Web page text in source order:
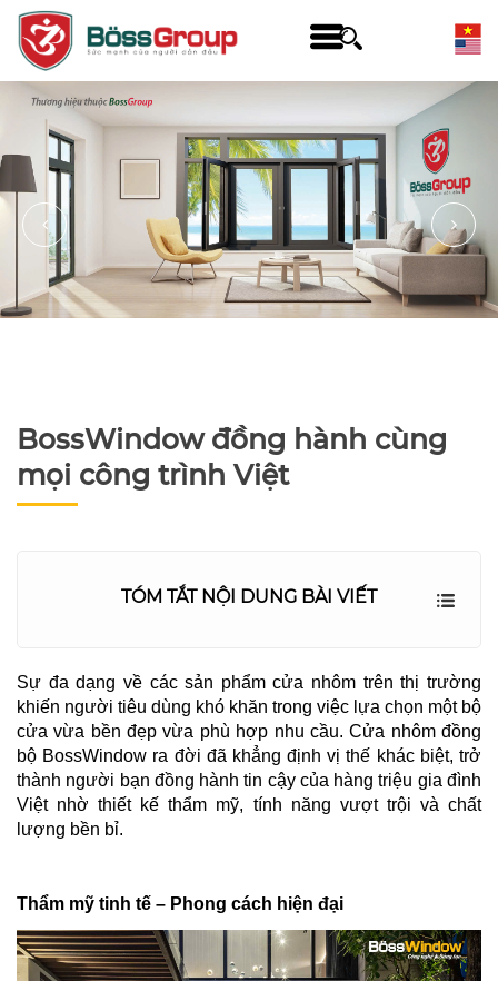
BossWindow đồng hành cùng
mọi công trình Việt
TÓM TẮT NỘI DUNG BÀI VIẾT
Sự đa dạng về các sản phẩm cửa nhôm trên thị trường
khiến người tiêu dùng khó khăn trong việc lựa chọn một bộ
cửa vừa bền đẹp vừa phù hợp nhu cầu. Cửa nhôm đồng
bộ BossWindow ra đời đã khẳng định vị thế khác biệt, trở
thành người bạn đồng hành tin cậy của hàng triệu gia đình
Việt nhờ thiết kế thẩm mỹ, tính năng vượt trội và chất
lượng bền bỉ.
Thẩm mỹ tinh tế – Phong cách hiện đại